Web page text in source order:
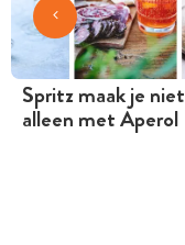
Spritz maak je niet
alleen met Aperol